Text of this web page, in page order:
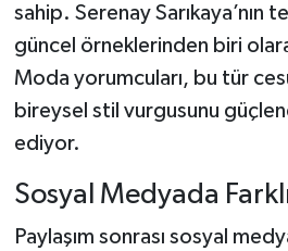
sahip. Serenay Sarıkaya’nın
güncel örneklerinden biri
Moda yorumcuları, bu tür
bireysel stil vurgusunu
ediyor.
Sosyal Medyada
Paylaşım sonrası sosyal